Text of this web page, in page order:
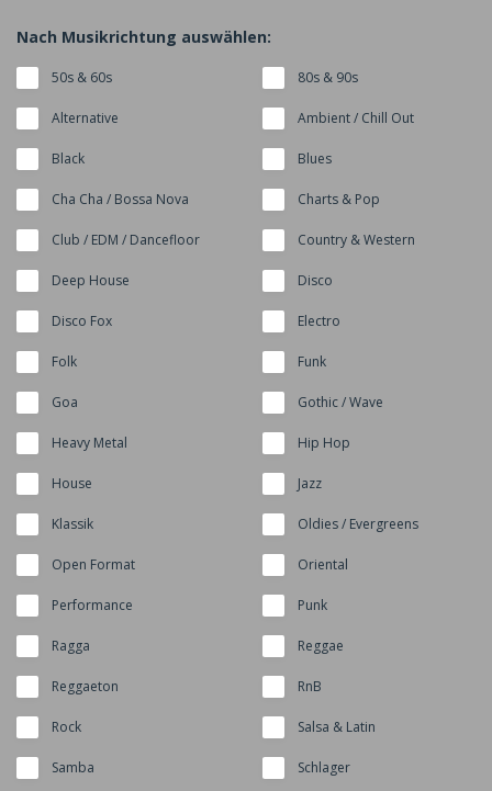
Nach Musikrichtung auswählen:
50s & 60s 80s & 90s
Alternative Ambient / Chill Out
Black Blues
Cha Cha / Bossa Nova Charts & Pop
Club / EDM / Dancefloor Country & Western
Deep House Disco
Disco Fox Electro
Folk Funk
Goa Gothic / Wave
Heavy Metal Hip Hop
House Jazz
Klassik Oldies / Evergreens
Open Format Oriental
Performance Punk
Ragga Reggae
Reggaeton RnB
Rock Salsa & Latin
Samba Schlager